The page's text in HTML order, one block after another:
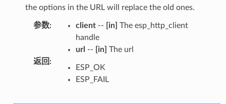
the options in the URL will replace the old ones.
参数: client-- [in] The esp_http_client
handle
url -- [in] The url
返回 :
ESP_OK
ESP_FAIL